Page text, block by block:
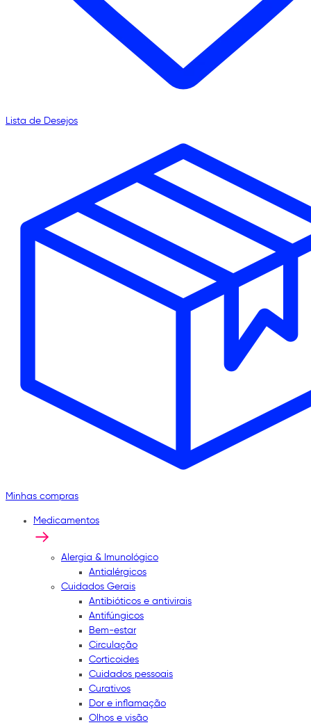
Lista de Desejos
Minhas compras
Medicamentos
Alergia & Imunológico
Antialérgicos
Cuidados Gerais
Antibióticos e antivirais
Antifúngicos
Bem-estar
Circulação
Corticoides
Cuidados pessoais
Curativos
Dor e inflamação
Olhos e visão